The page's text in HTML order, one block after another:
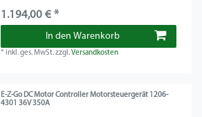
1.194,00 € *
In den Warenkorb
*inkl. ges. MwSt.zzgl.Versandkosten
E-Z-Go DC Motor Controller Motorsteuergerät 1206-
4301 36V 350A